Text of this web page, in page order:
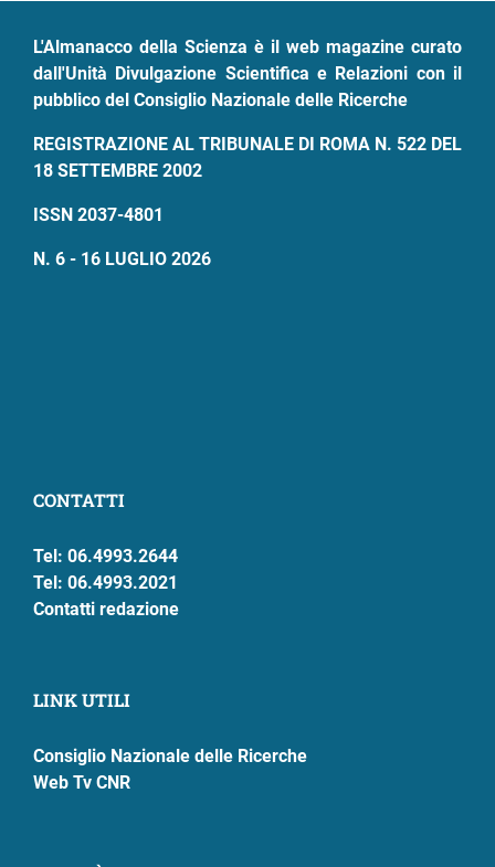
L'Almanacco della Scienza è il web magazine curato
dall'Unità Divulgazione Scientifica e Relazioni con il
pubblico del Consiglio Nazionale delle Ricerche
REGISTRAZIONE AL TRIBUNALE DI ROMA N. 522 DEL
18 SETTEMBRE 2002
ISSN 2037-4801
N. 6 - 16 LUGLIO 2026
CONTATTI
Tel: 06.4993.2644
Tel: 06.4993.2021
Contatti redazione
LINK UTILI
Consiglio Nazionale delle Ricerche
Web Tv CNR